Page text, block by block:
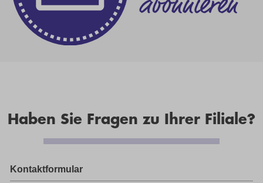
Haben Sie Fragen zu Ihrer Filiale?
Kontaktformular